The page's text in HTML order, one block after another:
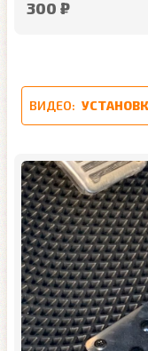
300 ₽
ВИДЕО: